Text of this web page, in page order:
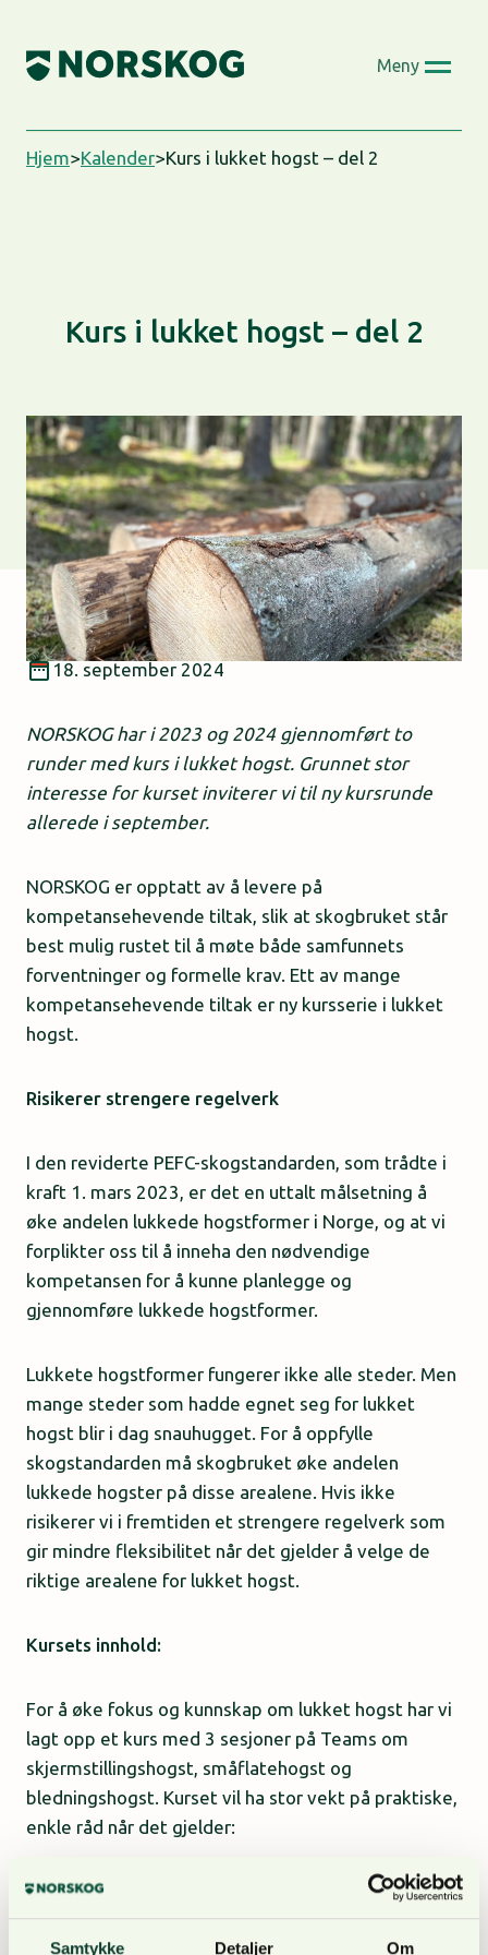
Samtykke Detaljer Om
content
Meny
Hjem>Kalender>Kurs i lukket hogst – del 2
Kurs i lukket hogst – del 2
18. september 2024
NORSKOG har i 2023 og 2024 gjennomført to
runder med kurs i lukket hogst. Grunnet stor
interesse for kurset inviterer vi til ny kursrunde
allerede i september.
NORSKOG er opptatt av å levere på
kompetansehevende tiltak, slik at skogbruket står
best mulig rustet til å møte både samfunnets
forventninger og formelle krav. Ett av mange
kompetansehevende tiltak er ny kursserie i lukket
hogst.
Risikerer strengere regelverk
I den reviderte PEFC-skogstandarden, som trådte i
kraft 1. mars 2023, er det en uttalt målsetning å
øke andelen lukkede hogstformer i Norge, og at vi
forplikter oss til å inneha den nødvendige
kompetansen for å kunne planlegge og
gjennomføre lukkede hogstformer.
Lukkete hogstformer fungerer ikke alle steder. Men
mange steder som hadde egnet seg for lukket
hogst blir i dag snauhugget. For å oppfylle
skogstandarden må skogbruket øke andelen
lukkede hogster på disse arealene. Hvis ikke
risikerer vi i fremtiden et strengere regelverk som
gir mindre fleksibilitet når det gjelder å velge de
riktige arealene for lukket hogst.
Kursets innhold:
For å øke fokus og kunnskap om lukket hogst har vi
lagt opp et kurs med 3 sesjoner på Teams om
skjermstillingshogst, småflatehogst og
bledningshogst. Kurset vil ha stor vekt på praktiske,
enkle råd når det gjelder:
Litt grunnleggende om vegetasjonstyper og
vilkår for naturlig foryngelse.
Enkle kriterier for hvor de enkelte